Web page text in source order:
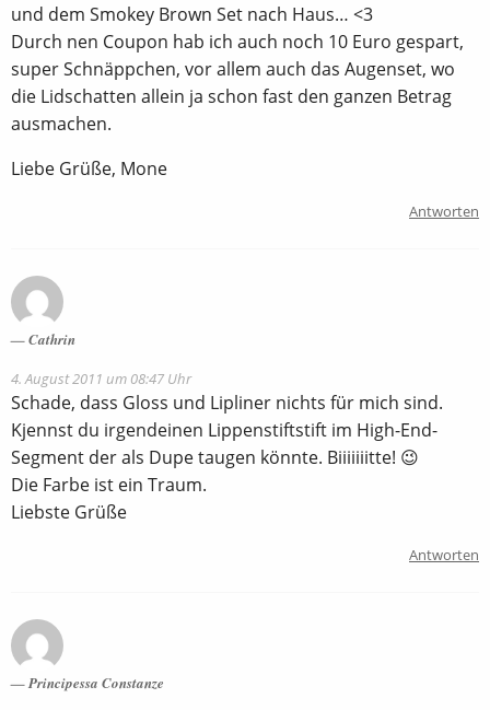
und dem Smokey Brown Set nach Haus… <3
Durch nen Coupon hab ich auch noch 10 Euro gespart,
super Schnäppchen, vor allem auch das Augenset, wo
die Lidschatten allein ja schon fast den ganzen Betrag
ausmachen.
Liebe Grüße, Mone
Antworten
Cathrin
4. August 2011 um 08:47 Uhr
Schade, dass Gloss und Lipliner nichts für mich sind.
Kjennst du irgendeinen Lippenstiftstift im High-End-
Segment der als Dupe taugen könnte. Biiiiiiitte! 😉
Die Farbe ist ein Traum.
Liebste Grüße
Antworten
Principessa Constanze